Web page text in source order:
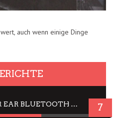
auch wenn einige Dinge
JBL TUNE 720BT: OVER EAR BLUETOOTH KOPFHÖRER UM DIE 50,-€ IM DAUER-TEST 7